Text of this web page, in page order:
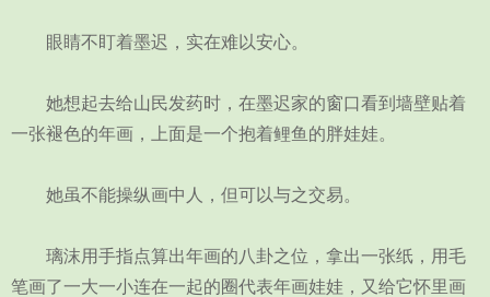
眼睛不盯着墨迟，实在难以安心。
她想起去给山民发药时，在墨迟家的窗口看到墙壁贴着
一张褪色的年画，上面是一个抱着鲤鱼的胖娃娃。
她虽不能操纵画中人，但可以与之交易。
璃沫用手指点算出年画的八卦之位，拿出一张纸，用毛
笔画了一大一小连在一起的圈代表年画娃娃，又给它怀里画